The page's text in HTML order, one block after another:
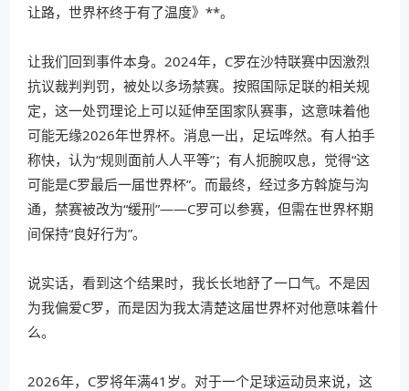
让路，世界杯终于有了温度》**。
让我们回到事件本身。2024年，C罗在沙特联赛中因激烈
抗议裁判判罚，被处以多场禁赛。按照国际足联的相关规
定，这一处罚理论上可以延伸至国家队赛事，这意味着他
可能无缘2026年世界杯。消息一出，足坛哗然。有人拍手
称快，认为“规则面前人人平等”；有人扼腕叹息，觉得“这
可能是C罗最后一届世界杯”。而最终，经过多方斡旋与沟
通，禁赛被改为“缓刑”——C罗可以参赛，但需在世界杯期
间保持“良好行为”。
说实话，看到这个结果时，我长长地舒了一口气。不是因
为我偏爱C罗，而是因为我太清楚这届世界杯对他意味着什
么。
2026年，C罗将年满41岁。对于一个足球运动员来说，这